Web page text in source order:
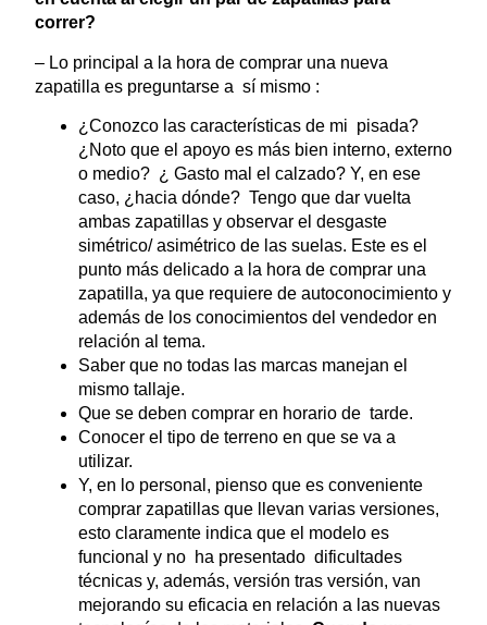
correr?
– Lo principal a la hora de comprar una nueva
zapatilla es preguntarse a sí mismo :
¿Conozco las características de mi pisada?
¿Noto que el apoyo es más bien interno, externo
o medio? ¿ Gasto mal el calzado? Y, en ese
caso, ¿hacia dónde? Tengo que dar vuelta
ambas zapatillas y observar el desgaste
simétrico/ asimétrico de las suelas. Este es el
punto más delicado a la hora de comprar una
zapatilla, ya que requiere de autoconocimiento y
además de los conocimientos del vendedor en
relación al tema.
Saber que no todas las marcas manejan el
mismo tallaje.
Que se deben comprar en horario de tarde.
Conocer el tipo de terreno en que se va a
utilizar.
Y, en lo personal, pienso que es conveniente
comprar zapatillas que llevan varias versiones,
esto claramente indica que el modelo es
funcional y no ha presentado dificultades
técnicas y, además, versión tras versión, van
mejorando su eficacia en relación a las nuevas